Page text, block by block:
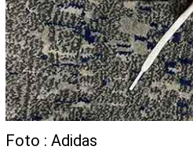
Foto : Adidas